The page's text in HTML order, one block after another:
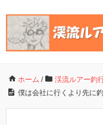
ホーム / 渓流ルアー釣
僕は会社に行くより先に